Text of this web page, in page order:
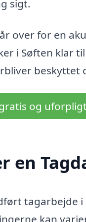
sigt.
over for en
i Søften klar
beskyttet
og
en
tagarbejde
kan